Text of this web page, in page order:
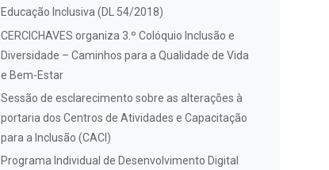
Educação Inclusiva (DL 54/2018)
CERCICHAVES organiza 3.º Colóquio Inclusão e
Diversidade – Caminhos para a Qualidade de Vida
e Bem-Estar
Sessão de esclarecimento sobre as alterações à
portaria dos Centros de Atividades e Capacitação
para a Inclusão (CACI)
Programa Individual de Desenvolvimento Digital